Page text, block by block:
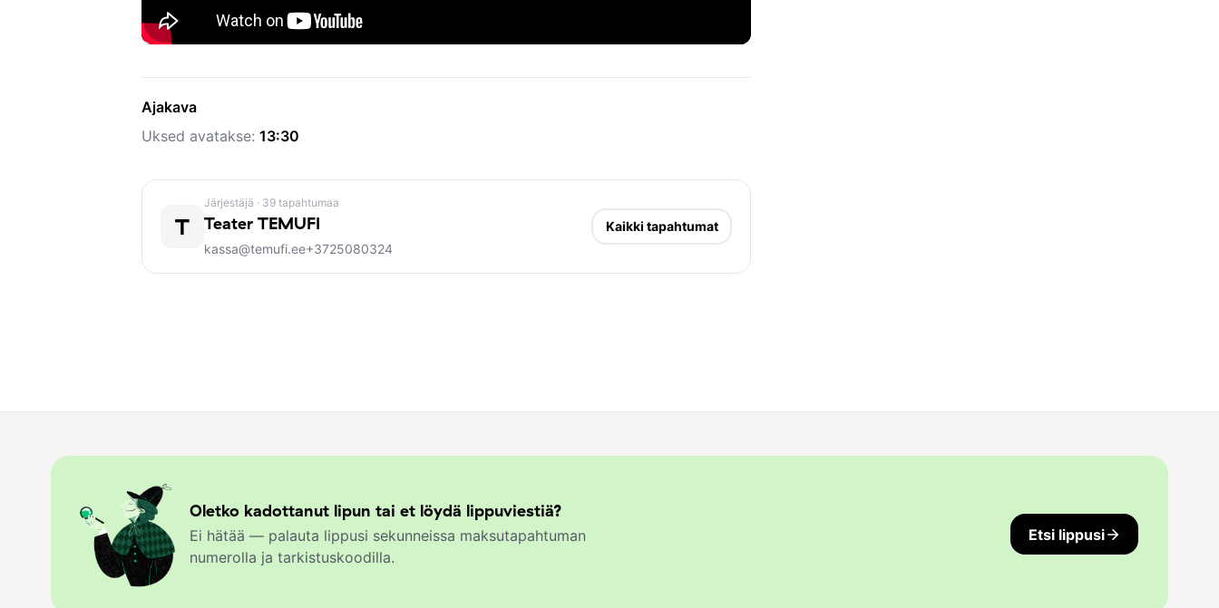
Endil Andrew Scottiga peaosas ning pälvis koheselt hulganisti auhindu. Teksti on eesti
keelde tõlkinud Peeter Volkonski.
Etendus on kahes vaatuses ja kestab ligikaudu 2 tundi ja 20 minutit.
Otsemüük ja grupibroneeringud:
Ajakava
Uksed avatakse: 13:30
T
Järjestäjä · 39 tapahtumaa
Teater TEMUFI
kassa@temufi.ee+3725080324
Kaikki tapahtumat
Oletko kadottanut lipun tai et löydä lippuviestiä?
Ei hätää — palauta lippusi sekunneissa maksutapahtuman
numerolla ja tarkistuskoodilla.
Etsi lippusi